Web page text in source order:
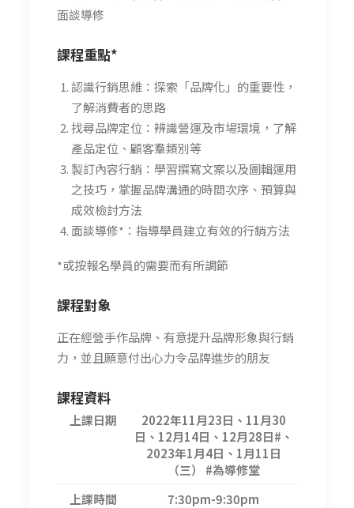
面談導修
課程重點*
認識行銷思維：探索「品牌化」的重要性，
了解消費者的思路
找尋品牌定位：辨識營運及市場環境，了解
產品定位、顧客羣類別等
製訂內容行銷：學習撰寫文案以及圖輯運用
之技巧， 掌握品牌溝通的時間次序、預算與
成效檢討方法
面談導修*：指導學員建立有效的行銷方法
*或按報名學員的需要而有所調節
課程對象
正在經營手作品牌、有意提升品牌形象與行銷
力，並且願意付出心力令品牌進步的朋友
課程資料
上課日期
2022年11月23日、11月30
日、12月14日、12月28日#、
2023年1月4日、1月11日
（三） #為導修堂
上課時間
7:30pm-9:30pm